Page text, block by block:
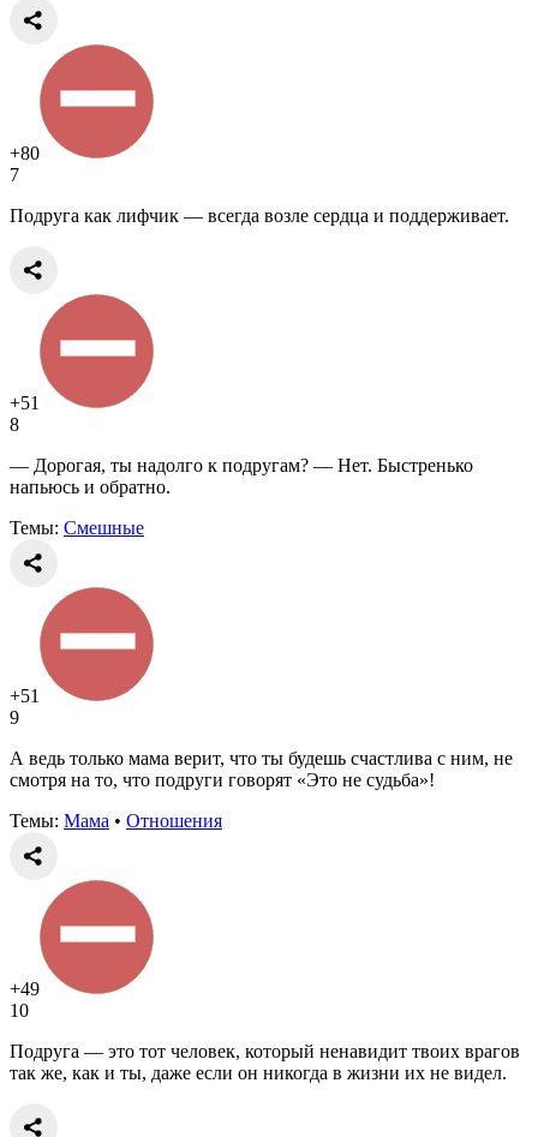
+80
7
Подруга как лифчик — всегда возле сердца и поддерживает.
+51
8
— Дорогая, ты надолго к подругам? — Нет. Быстренько
напьюсь и обратно.
Темы: Смешные
+51
9
А ведь только мама верит, что ты будешь счастлива с ним, не
смотря на то, что подруги говорят «Это не судьба»!
Темы: Мама • Отношения
+49
10
Подруга — это тот человек, который ненавидит твоих врагов
так же, как и ты, даже если он никогда в жизни их не видел.